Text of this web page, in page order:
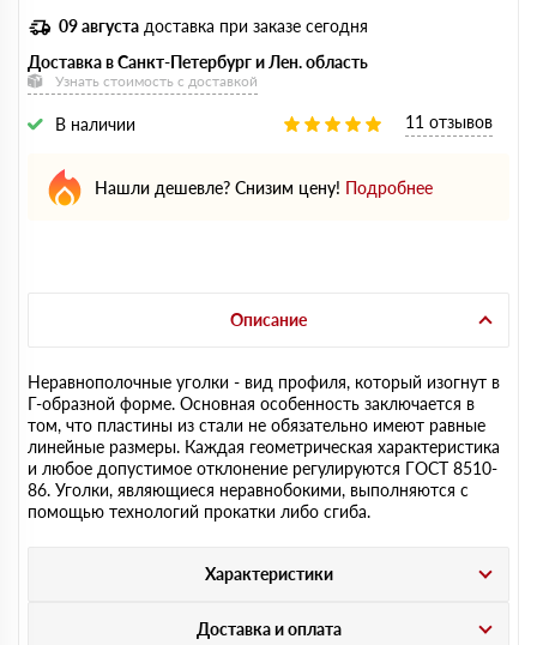
09 августа доставка при заказе сегодня
Доставка в Санкт-Петербург и Лен. область
Узнать стоимость с доставкой
В наличии 11 отзывов
Нашли дешевле? Снизим цену! Подробнее
Описание
Неравнополочные уголки - вид профиля, который изогнут в
Г-образной форме. Основная особенность заключается в
том, что пластины из стали не обязательно имеют равные
линейные размеры. Каждая геометрическая характеристика
и любое допустимое отклонение регулируются ГОСТ 8510-
86. Уголки, являющиеся неравнобокими, выполняются с
помощью технологий прокатки либо сгиба.
Характеристики
Доставка и оплата